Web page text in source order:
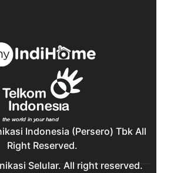
Indonesia (Persero) Tbk All
Right Reserved.
Selular. All right reserved.